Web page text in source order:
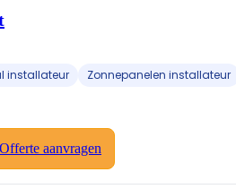
installateur Zonnepanelen installateur
Offerte aanvragen